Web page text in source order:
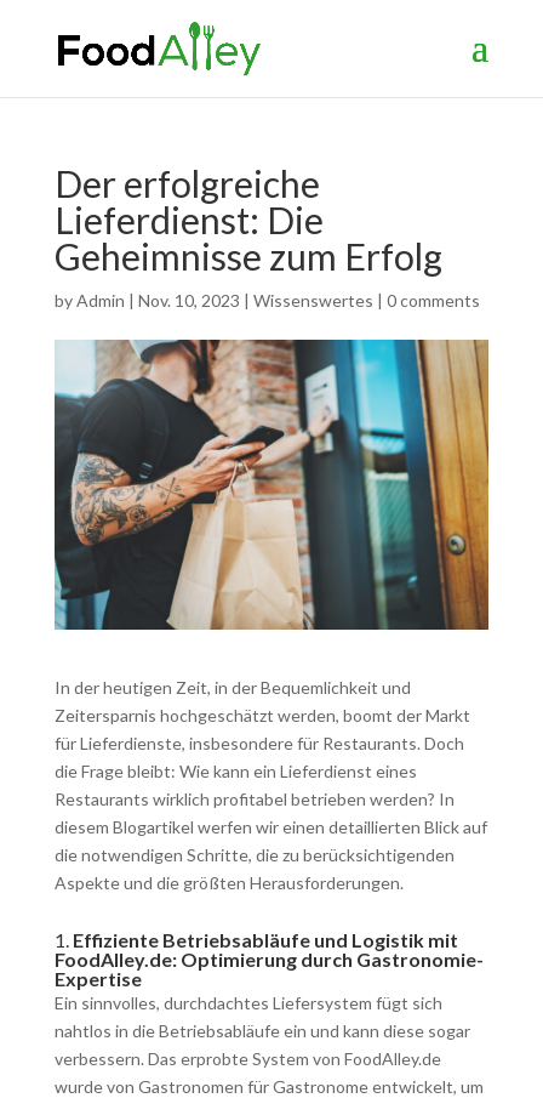
Der erfolgreiche
Lieferdienst: Die
Geheimnisse zum Erfolg
byAdmin | Nov. 10, 2023 | Wissenswertes | 0 comments
In der heutigen Zeit, in der Bequemlichkeit und
Zeitersparnis hochgeschätzt werden, boomt der Markt
für Lieferdienste, insbesondere für Restaurants. Doch
die Frage bleibt: Wie kann ein Lieferdienst eines
Restaurants wirklich profitabel betrieben werden? In
diesem Blogartikel werfen wir einen detaillierten Blick auf
die notwendigen Schritte, die zu berücksichtigenden
Aspekte und die größten Herausforderungen.
1. Effiziente Betriebsabläufe und Logistik mit
FoodAlley.de: Optimierung durch Gastronomie-
Expertise
Ein sinnvolles, durchdachtes Liefersystem fügt sich
nahtlos in die Betriebsabläufe ein und kann diese sogar
verbessern. Das erprobte System von FoodAlley.de
wurde von Gastronomen für Gastronome entwickelt, um